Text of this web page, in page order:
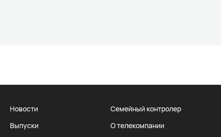
Новости
Выпуски
Семейный контролер
О телекомпании